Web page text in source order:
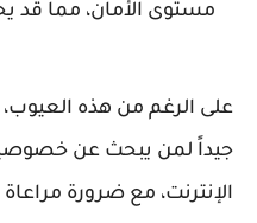
مستوى الأمان، مما قد
على الرغم من هذه العيوب،
جيداً لمن يبحث عن
الإنترنت، مع ضرورة